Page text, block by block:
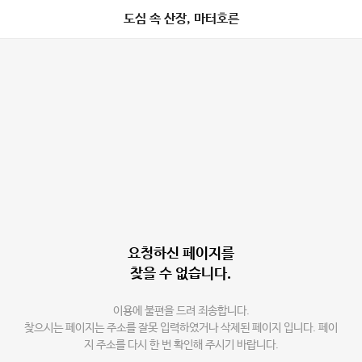
도심 속 산장, 마터호른
요청하신 페이지를
찾을 수 없습니다.
이용에 불편을 드려 죄송합니다.
찾으시는 페이지는 주소를 잘못 입력하였거나 삭제된 페이지 입니다. 페이
지 주소를 다시 한 번 확인해 주시기 바랍니다.